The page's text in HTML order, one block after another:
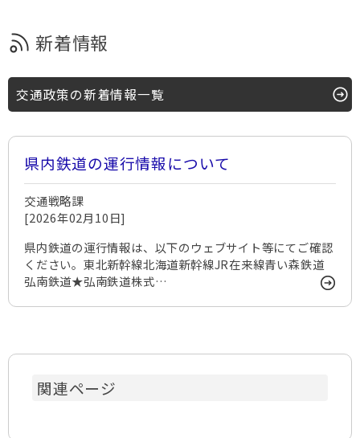
新着情報
交通政策の新着情報一覧
県内鉄道の運行情報について
交通戦略課
[2026年02月10日]
県内鉄道の運行情報は、以下のウェブサイト等にてご確認
ください。東北新幹線北海道新幹線JR在来線青い森鉄道
弘南鉄道★弘南鉄道株式…
関連ページ